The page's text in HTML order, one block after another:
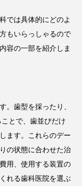
では具体的にどのよ
もいらっしゃるので
容の一部を紹介しま
。歯型を採ったり、
とで、歯並びだけ
ます。これらのデー
の状態に合わせた治
用、使用する装置の
れる歯科医院を選ぶ